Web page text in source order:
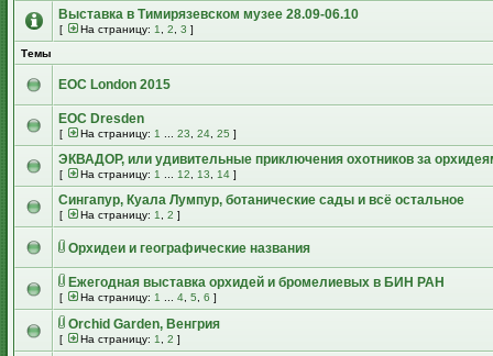
Выставка в Тимирязевском музее 28.09-06.10
[ На страницу: 1 2 3 ]
Темы
EOC London 2015
EOC Dresden
[ На страницу: 1 23 24 25 ]
ЭКВАДОР, или удивительные приключения охотников за
[ На страницу: 1 12 13 14 ]
Сингапур, Куала Лумпур, ботанические сады и всё остальное
[ На страницу: 1 2 ]
Орхидеи и географические названия
Ежегодная выставка орхидей и бромелиевых в БИН РАН
[ На страницу: 1 4 5 6 ]
Orchid Garden, Венгрия
[ На страницу: 1 2 ]